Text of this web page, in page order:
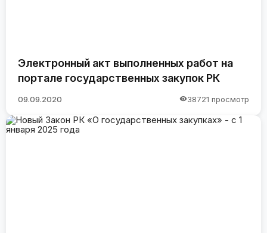
Электронный акт выполненных работ на
портале государственных закупок РК
09.09.2020 38721 просмотр